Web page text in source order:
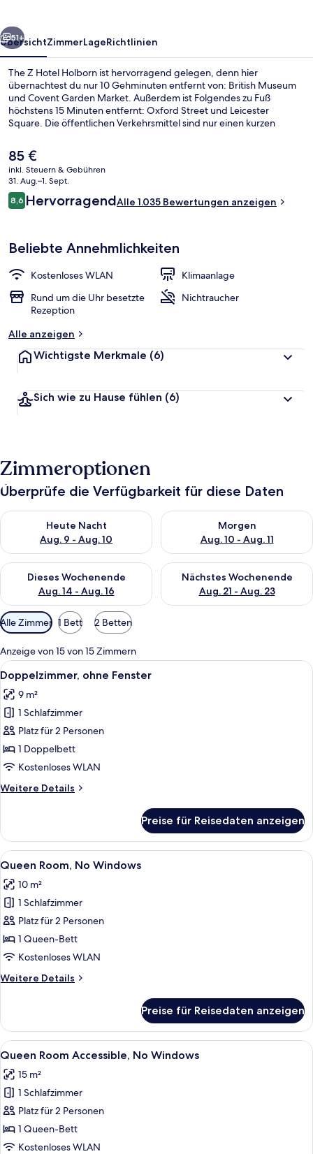
Weiter
51+
ÜbersichtZimmerLageRichtlinien
The Z Hotel Holborn ist hervorragend gelegen, denn hier
übernachtest du nur 10 Gehminuten entfernt von: British Museum
und Covent Garden Market. Außerdem ist Folgendes zu Fuß
höchstens 15 Minuten entfernt: Oxford Street und Leicester
Square. Die öffentlichen Verkehrsmittel sind nur einen kurzen
und zur U-Bahn-Station Covent Garden 6 Minuten.
Der
aktuelle
Preis
beträgt
85 €.
85 €
inkl. Steuern & Gebühren
31. Aug.–1. Sept.
Bewertungen
8,68,6 von 10.
HervorragendAlle 1.035 Bewertungen anzeigen
Beliebte Annehmlichkeiten
Kostenloses WLAN
Klimaanlage
Rund um die Uhr besetzte
Rezeption
Nichtraucher
Alle anzeigen
Wichtigste Merkmale (6)
Sich wie zu Hause fühlen (6)
Zimmeroptionen
Überprüfe die Verfügbarkeit für diese Daten
Heute Nacht
Aug. 9 - Aug. 10
Überprüfe die Verfügbarkeit für heute Nacht, Aug. 9 - Aug.
Morgen
Aug. 10 - Aug. 11
Überprüfe die Verfügbarkeit
Dieses Wochenende
Aug. 14 - Aug. 16
Überprüfe die Verfügbarkeit für dieses Wochenende, Aug. 14
Nächstes Wochenende
Aug. 21 - Aug. 23
Überprüfe die Verfügbarkeit
Verfügbare
Filter
für
Zimmer
Alle Zimmer 1 Bett 2 Betten
Anzeige von 15 von 15 Zimmern
Alle
Fotos
für
Doppelzimmer,
ohne
Fenster
anzeigen
Ein modernes Badezimmer mit
7
Doppelzimmer, ohne Fenster
9 m²
1 Schlafzimmer
Platz für 2 Personen
1 Doppelbett
Kostenloses WLAN
Weitere Details
Weitere
ohne
Fenster
Preise für Reisedaten anzeigen
Alle
Fotos
für
Queen
Room,
No
Windows
Ein Hotelzimmer mit einem großen
7
Queen Room, No Windows
10 m²
1 Schlafzimmer
Platz für 2 Personen
1 Queen-Bett
Kostenloses WLAN
Weitere Details
Weitere
Room,
No
Windows
Preise für Reisedaten anzeigen
Alle
Fotos
für
Queen
Room
Accessible,
No
Ein modernes Hotelzimmer mit Bett,
6
Queen Room Accessible, No Windows
15 m²
1 Schlafzimmer
Platz für 2 Personen
1 Queen-Bett
Kostenloses WLAN